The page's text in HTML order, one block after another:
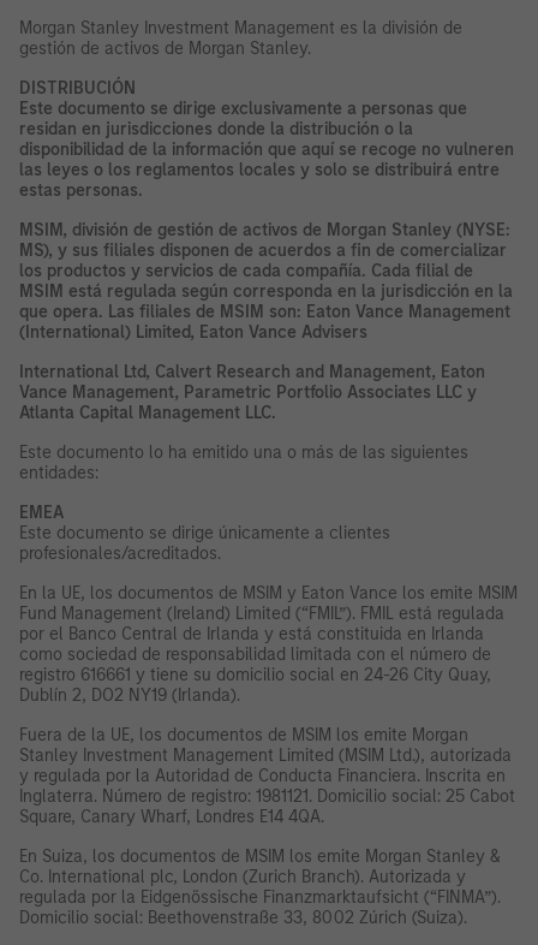
Morgan Stanley Investment Management es la división de
gestión de activos de Morgan Stanley.
DISTRIBUCIÓN
Este documento se dirige exclusivamente a personas que
residan en jurisdicciones donde la distribución o la
disponibilidad de la información que aquí se recoge no vulneren
las leyes o los reglamentos locales y solo se distribuirá entre
estas personas.
MSIM, división de gestión de activos de Morgan Stanley (NYSE:
MS), y sus filiales disponen de acuerdos a fin de comercializar
los productos y servicios de cada compañía. Cada filial de
MSIM está regulada según corresponda en la jurisdicción en la
que opera. Las filiales de MSIM son: Eaton Vance Management
(International) Limited, Eaton Vance Advisers
International Ltd, Calvert Research and Management, Eaton
Vance Management, Parametric Portfolio Associates LLC y
Atlanta Capital Management LLC.
Este documento lo ha emitido una o más de las siguientes
entidades:
EMEA
Este documento se dirige únicamente a clientes
profesionales/acreditados.
En la UE, los documentos de MSIM y Eaton Vance los emite MSIM
Fund Management (Ireland) Limited (“FMIL”). FMIL está regulada
por el Banco Central de Irlanda y está constituida en Irlanda
como sociedad de responsabilidad limitada con el número de
registro 616661 y tiene su domicilio social en 24-26 City Quay,
Dublín 2, DO2 NY19 (Irlanda).
Fuera de la UE, los documentos de MSIM los emite Morgan
Stanley Investment Management Limited (MSIM Ltd.), autorizada
y regulada por la Autoridad de Conducta Financiera. Inscrita en
Inglaterra. Número de registro: 1981121. Domicilio social: 25 Cabot
Square, Canary Wharf, Londres E14 4QA.
En Suiza, los documentos de MSIM los emite Morgan Stanley &
Co. International plc, London (Zurich Branch). Autorizada y
regulada por la Eidgenössische Finanzmarktaufsicht (“FINMA”).
Domicilio social: Beethovenstraße 33, 8002 Zúrich (Suiza).